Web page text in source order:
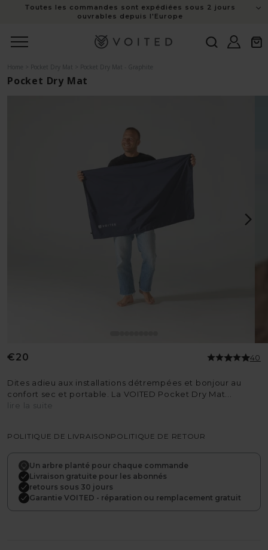
Toutes les commandes sont expédiées sous 2 jours
ouvrables depuis l'Europe
Connexion
Home Pocket Dry Mat Pocket Dry Mat - Graphite
Pocket Dry Mat
Prix
€20 40
Dites adieu aux installations détrempées et bonjour au
confort sec et portable. La VOITED Pocket Dry Mat...
lire la suite
POLITIQUE DE LIVRAISONPOLITIQUE DE RETOUR
Un arbre planté pour chaque commande
Livraison gratuite pour les abonnés
retours sous 30 jours
Garantie VOITED - réparation ou remplacement gratuit